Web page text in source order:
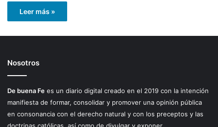
Leer más »
Nosotros
De buena Fe es un diario digital creado en el 2019 con la intención
manifiesta de formar, consolidar y promover una opinión pública
en consonancia con el derecho natural y con los preceptos y las
doctrinas católicas, así como de divulgar y exponer